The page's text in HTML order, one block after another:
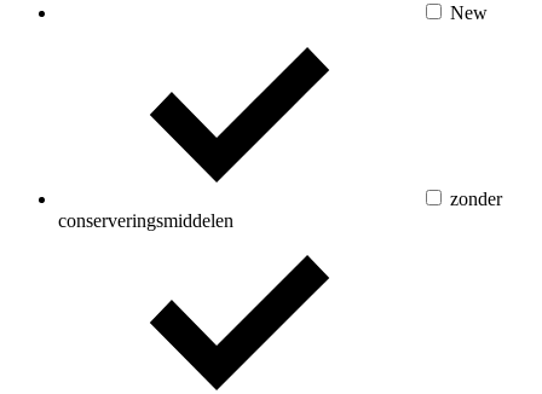
New
zonder
conserveringsmiddelen